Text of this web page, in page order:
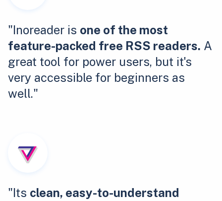
"Inoreader is one of the most
feature-packed free RSS readers. A
great tool for power users, but it's
very accessible for beginners as
well."
"Its clean, easy-to-understand